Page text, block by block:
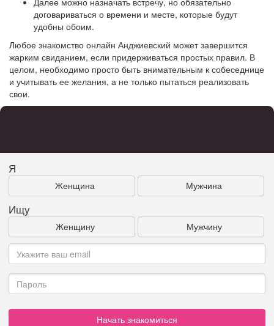
договариваться о времени и месте, которые будут
удобны обоим.
Любое знакомство онлайн Анджиевский может завершится
жарким свиданием, если придерживаться простых правил. В
целом, необходимо просто быть внимательным к собеседнице
и учитывать ее желания, а не только пытаться реализовать
свои.
Я
Женщина Мужчина
Ищу
Женщину Мужчину
Начать знакомиться